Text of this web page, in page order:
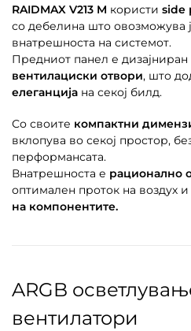
RAIDMAX V213 M користи side
со дебелина што овозможува
внатрешноста на системот.
Предниот панел е дизајниран
вентилациски отвори, што
елеганција на секој билд.
Со своите компактни
вклопува во секој простор,
перформансата.
Внатрешноста е рационално
оптимален проток на воздух и
на компонентите.
ARGB
вентилатори